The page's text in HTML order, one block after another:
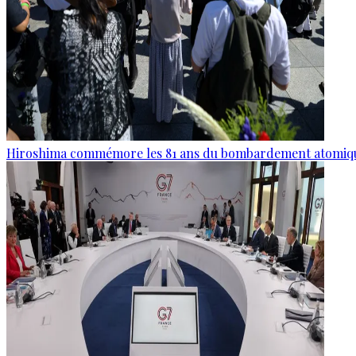
Hiroshima commémore les 81 ans du bombardement